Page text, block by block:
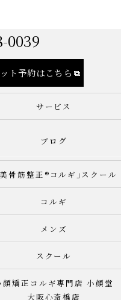
0039
ト予約はこちら
サービス
ブログ
美骨筋整正®︎コルギ｣スクール
コルギ
メンズ
スクール
顔矯正コルギ専門店 小顔堂
大阪心斎橋店